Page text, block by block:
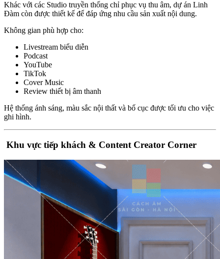
Khác với các Studio truyền thống chỉ phục vụ thu âm, dự án Linh
Đàm còn được thiết kế để đáp ứng nhu cầu sản xuất nội dung.
Không gian phù hợp cho:
Livestream biểu diễn
Podcast
YouTube
TikTok
Cover Music
Review thiết bị âm thanh
Hệ thống ánh sáng, màu sắc nội thất và bố cục được tối ưu cho việc
ghi hình.
Khu vực tiếp khách & Content Creator Corner